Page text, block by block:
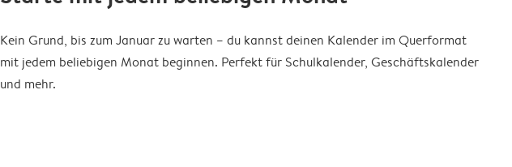
Kein Grund, bis zum Januar zu warten – du kannst deinen Kalender im Querformat
mit jedem beliebigen Monat beginnen. Perfekt für Schulkalender, Geschäftskalender
und mehr.